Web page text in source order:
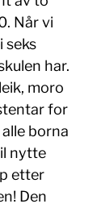
Når vi
seks
har.
moro
for
borna
nytte
etter
Den